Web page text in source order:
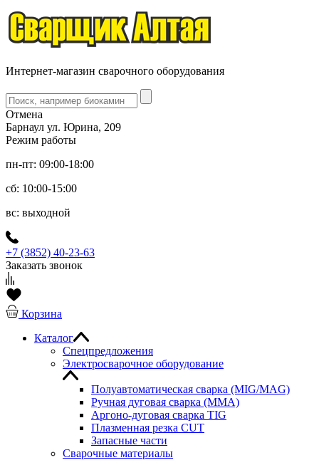
Интернет-магазин сварочного оборудования
Отмена
Барнаул ул. Юрина, 209
Режим работы
пн-пт: 09:00-18:00
сб: 10:00-15:00
вс: выходной
+7 (3852) 40-23-63
Заказать звонок
Корзина
Каталог
Спецпредложения
Электросварочное оборудование
Полуавтоматическая сварка (MIG/MAG)
Ручная дуговая сварка (MMA)
Аргоно-дуговая сварка TIG
Плазменная резка CUT
Запасные части
Сварочные материалы